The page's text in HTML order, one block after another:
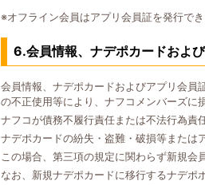
※オフライン会員はアプリ会員証を発行でき
6.会員情報、ナデポカードおよ
会員情報、ナデポカードおよびアプリ会員
の不正使用等により、ナフコメンバーズに
ナフコが債務不履行責任または不法行為責
ナデポカードの紛失・盗難・破損等または
この場合、第三項の規定に関わらず新規会
なお、新規ナデポカードに移行するナデポ